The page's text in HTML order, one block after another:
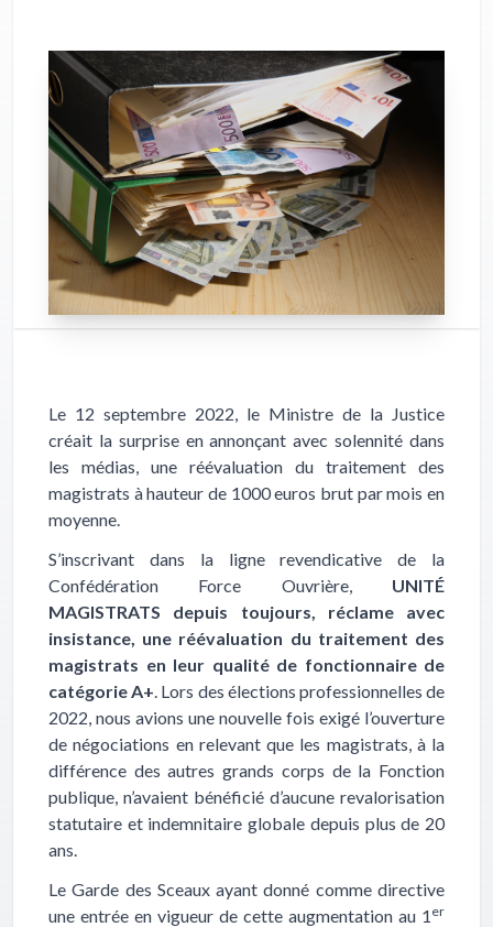
Le 12 septembre 2022, le Ministre de la Justice
créait la surprise en annonçant avec solennité dans
les médias, une réévaluation du traitement des
magistrats à hauteur de 1000 euros brut par mois en
moyenne.
S’inscrivant dans la ligne revendicative de la
Confédération Force Ouvrière, UNITÉ
MAGISTRATS
depuis toujours, réclame avec
insistance, une réévaluation du traitement des
magistrats en leur qualité de fonctionnaire de
catégorie A+. Lors des élections professionnelles de
2022, nous avions une nouvelle fois exigé l’ouverture
de négociations en relevant que les magistrats, à la
différence des autres grands corps de la Fonction
publique, n’avaient bénéficié d’aucune revalorisation
statutaire et indemnitaire globale depuis plus de 20
ans.
Le Garde des Sceaux ayant donné comme directive
une entrée en vigueur de cette augmentation au 1 er